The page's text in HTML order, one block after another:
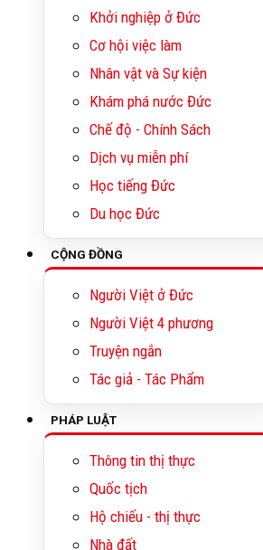
Khởi nghiệp ở Đức
Cơ hội việc làm
Nhân vật và Sự kiện
Khám phá nước Đức
Chế độ - Chính Sách
Dịch vụ miễn phí
Học tiếng Đức
Du học Đức
CỘNG ĐỒNG
Người Việt ở Đức
Người Việt 4 phương
Truyện ngắn
Tác giả - Tác Phẩm
PHÁP LUẬT
Thông tin thị thực
Quốc tịch
Hộ chiếu - thị thực
Nhà đất